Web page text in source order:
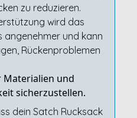
zu reduzieren.
wird das
angenehmer und kann
Rückenproblemen
Materialien und
sicherzustellen.
dein Satch Rucksack